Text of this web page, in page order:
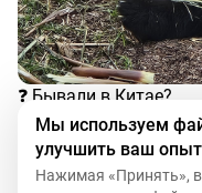
❓ Бывали в Китае?
Отвечу на вопросы,
Поднебесной.
Мы используем
улучшить ваш
Нажимая «Принять»,